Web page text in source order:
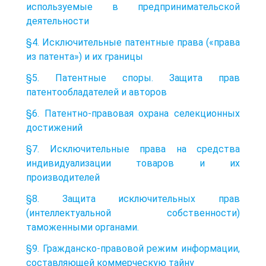
используемые в предпринимательской
деятельности
§4. Исключительные патентные права («права
из патента») и их границы
§5. Патентные споры. Защита прав
патентообладателей и авторов
§6. Патентно-правовая охрана селекционных
достижений
§7. Исключительные права на средства
индивидуализации товаров и их
производителей
§8. Защита исключительных прав
(интеллектуальной собственности)
таможенными органами.
§9. Гражданско-правовой режим информации,
составляющей коммерческую тайну